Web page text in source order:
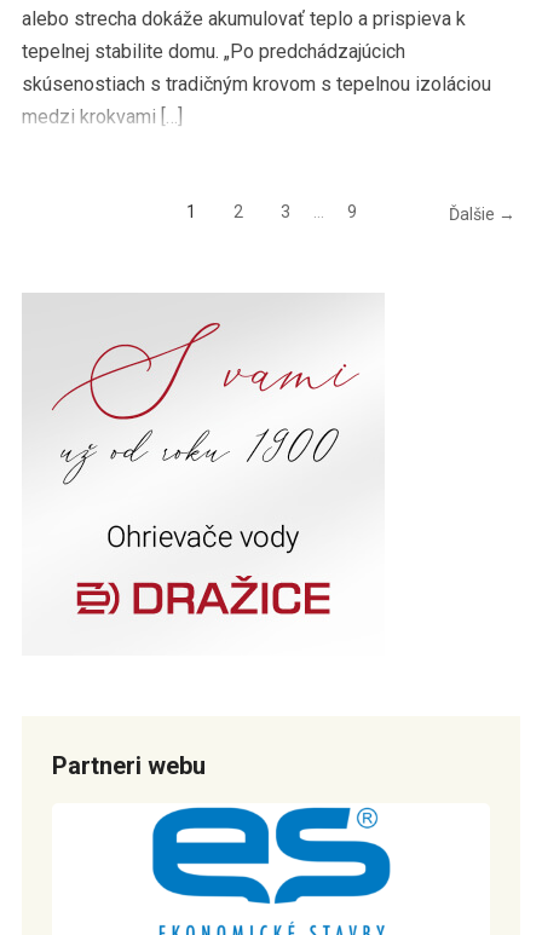
alebo strecha dokáže akumulovať teplo a prispieva k
tepelnej stabilite domu. „Po predchádzajúcich
skúsenostiach s tradičným krovom s tepelnou izoláciou
medzi krokvami […]
1 2 3 … 9 Ďalšie →
Partneri webu